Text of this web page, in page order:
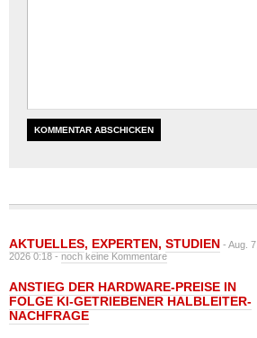
AKTUELLES, EXPERTEN, STUDIEN - Aug. 7,
2026 0:18 -noch keine Kommentare
ANSTIEG DER HARDWARE-PREISE IN
FOLGE KI-GETRIEBENER HALBLEITER-
NACHFRAGE